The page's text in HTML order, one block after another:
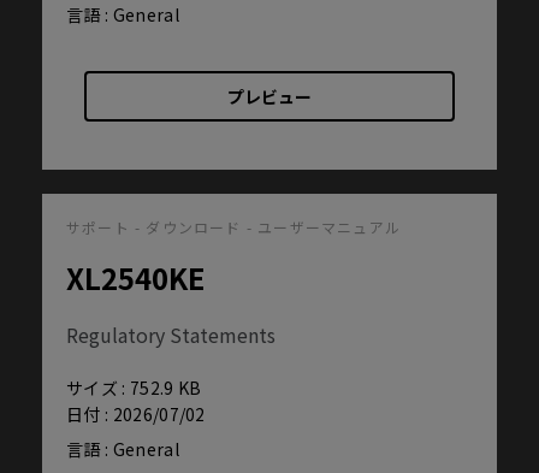
言語 : General
プレビュー
サポート - ダウンロード - ユーザーマニュアル
XL2540KE
Regulatory Statements
サイズ : 752.9 KB
日付 : 2026/07/02
言語 : General